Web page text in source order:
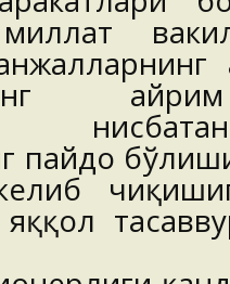
пайдо